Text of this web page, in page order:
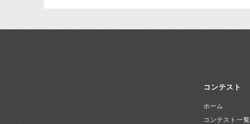
コンテスト
ホーム
コンテスト一覧